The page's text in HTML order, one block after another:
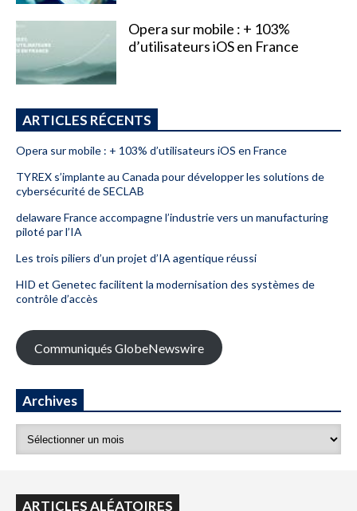
Opera sur mobile : + 103%
d’utilisateurs iOS en France
ARTICLES RÉCENTS
Opera sur mobile : + 103% d’utilisateurs iOS en France
TYREX s’implante au Canada pour développer les solutions de
cybersécurité de SECLAB
delaware France accompagne l’industrie vers un manufacturing
piloté par l’IA
Les trois piliers d’un projet d’IA agentique réussi
HID et Genetec facilitent la modernisation des systèmes de
contrôle d’accès
Communiqués GlobeNewswire
Archives
ARTICLES ALÉATOIRES